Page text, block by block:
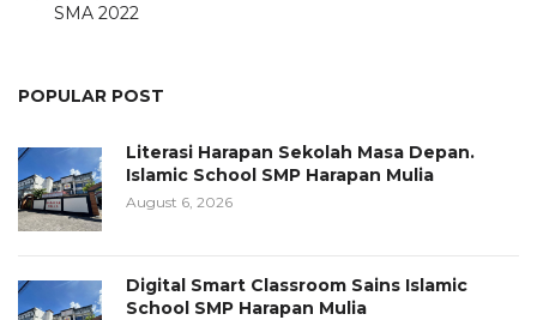
SMA 2022
POPULAR POST
Literasi Harapan Sekolah Masa Depan.
Islamic School SMP Harapan Mulia
August 6, 2026
Digital Smart Classroom Sains Islamic
School SMP Harapan Mulia